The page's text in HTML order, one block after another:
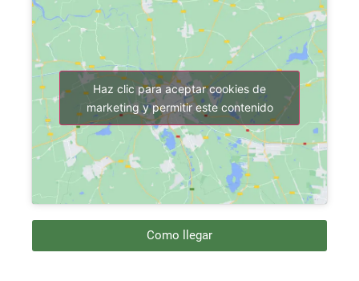
Haz clic para aceptar cookies de
marketing y permitir este contenido
Como llegar